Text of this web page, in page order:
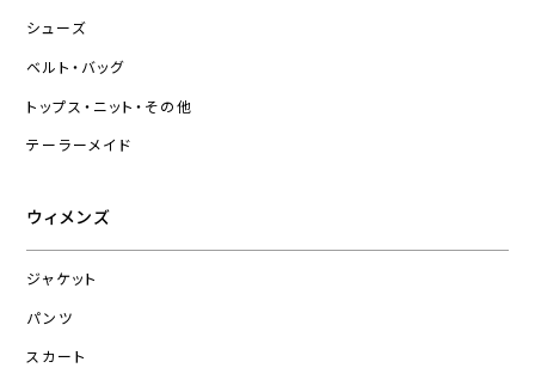
シューズ
ベルト・バッグ
トップス・ニット・その他
テーラーメイド
ウィメンズ
ジャケット
パンツ
スカート